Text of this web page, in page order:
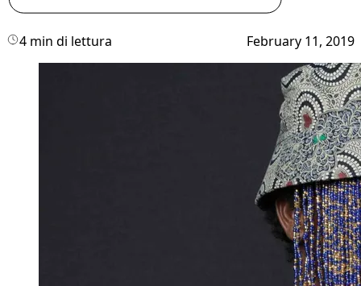
4 min di lettura February 11, 2019